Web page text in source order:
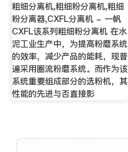
粗细分离机,粗细粉分离机,粗细
粉分离器,CXFL分离机 - 一帆
CXFL该系列粗细粉分离机 在水
泥工业生产中，为提高粉磨系统
的效率，减少产品的能耗，现普
遍采用圈流粉磨系统。而作为该
系统重要组成部分的选粉机，其
性能的先进与否直接影